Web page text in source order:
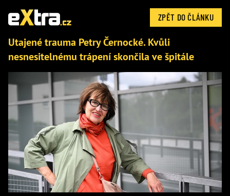
ZPĚT DO ČLÁNKU
Utajené trauma Petry Černocké. Kvůli
nesnesitelnému trápení skončila ve špitále